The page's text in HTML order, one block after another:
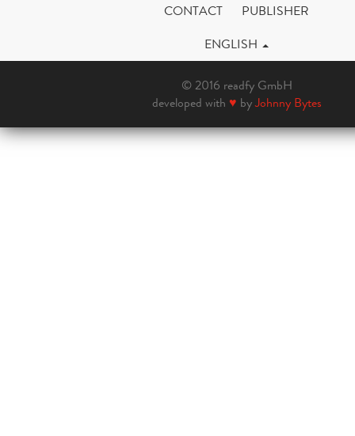
CONTACT
PUBLISHER
ENGLISH
© 2016 readfy GmbH
developed with ♥ byJohnny Bytes